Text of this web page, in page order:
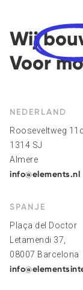
Wij
Voor
NEDERLAND
Rooseveltweg 11c,
1314 SJ
Almere
info@elements.nl
SPANJE
Plaça del Doctor
Letamendi 37,
08007 Barcelona